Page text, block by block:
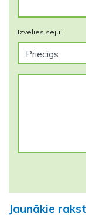
Izvēlies seju:
Jaunākie